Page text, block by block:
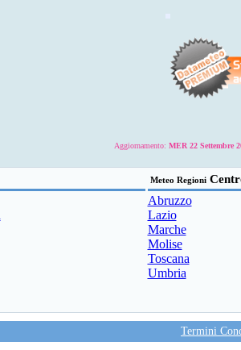
Aggiornamento: MER 22 Settembre
Meteo Regioni
Abruzzo
Lazio
Marche
Molise
Toscana
Umbria
Termini